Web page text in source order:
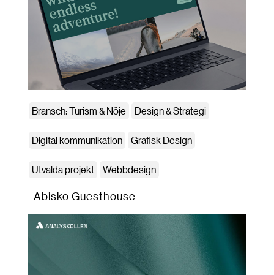
Bransch: Turism & Nöje Design & Strategi
Digital kommunikation Grafisk Design
Utvalda projekt Webbdesign
Abisko Guesthouse